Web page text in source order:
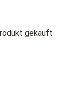
gekauft